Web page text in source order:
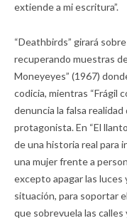
extiende a mi escritura”.
“Deathbirds” girará
recuperando muestras
Moneyeyes” (1967)
codicia, mientras “Frágil
denuncia la falsa
protagonista. En “El
de una historia real para
una mujer frente a
excepto apagar las luces
situación, para soportar
que sobrevuela las